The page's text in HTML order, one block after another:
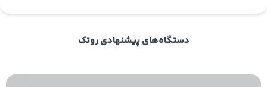
دستگاه‌های پیشنهادی روتک